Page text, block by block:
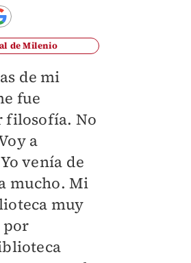
de Milenio
de mi
fue
filosofía. No
a
venía de
mucho. Mi
muy
por